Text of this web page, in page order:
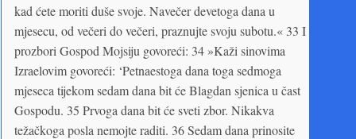
kad ćete moriti duše svoje. Navečer devetoga dana u
mjesecu, od večeri do večeri, praznujte svoju subotu.« 33 I
prozbori Gospod Mojsiju govoreći: 34 »Kaži sinovima
Izraelovim govoreći: ‘Petnaestoga dana toga sedmoga
mjeseca tijekom sedam dana bit će Blagdan sjenica u čast
Gospodu. 35 Prvoga dana bit će sveti zbor. Nikakva
težačkoga posla nemojte raditi. 36 Sedam dana prinosite